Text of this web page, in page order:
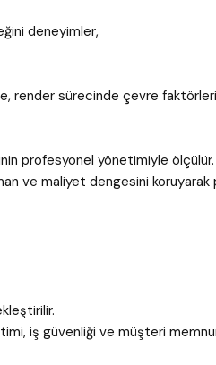
deneyimler,
render sürecinde çevre
profesyonel yönetimiyle
ve maliyet dengesini koruyarak
iş güvenliği ve müşteri